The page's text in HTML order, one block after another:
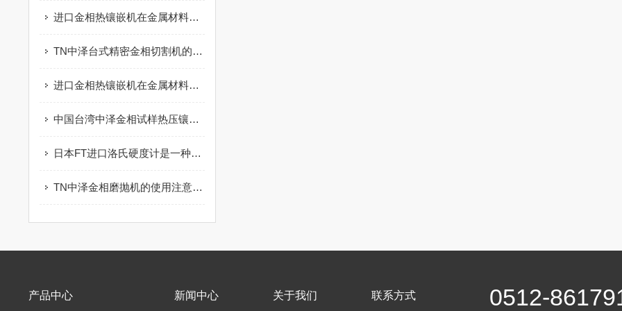
进口金相热镶嵌机在金属材料的生产、加工和检测过程中的应用
TN中泽台式精密金相切割机的核心在于实现“无损伤切割”
进口金相热镶嵌机在金属材料研究领域的重大突破
中国台湾中泽金相试样热压镶嵌机的优点有哪些？
日本FT进口洛氏硬度计是一种精密测量仪器
TN中泽金相磨抛机的使用注意事项
产品中心 新闻中心 关于我们 联系方式 0512-